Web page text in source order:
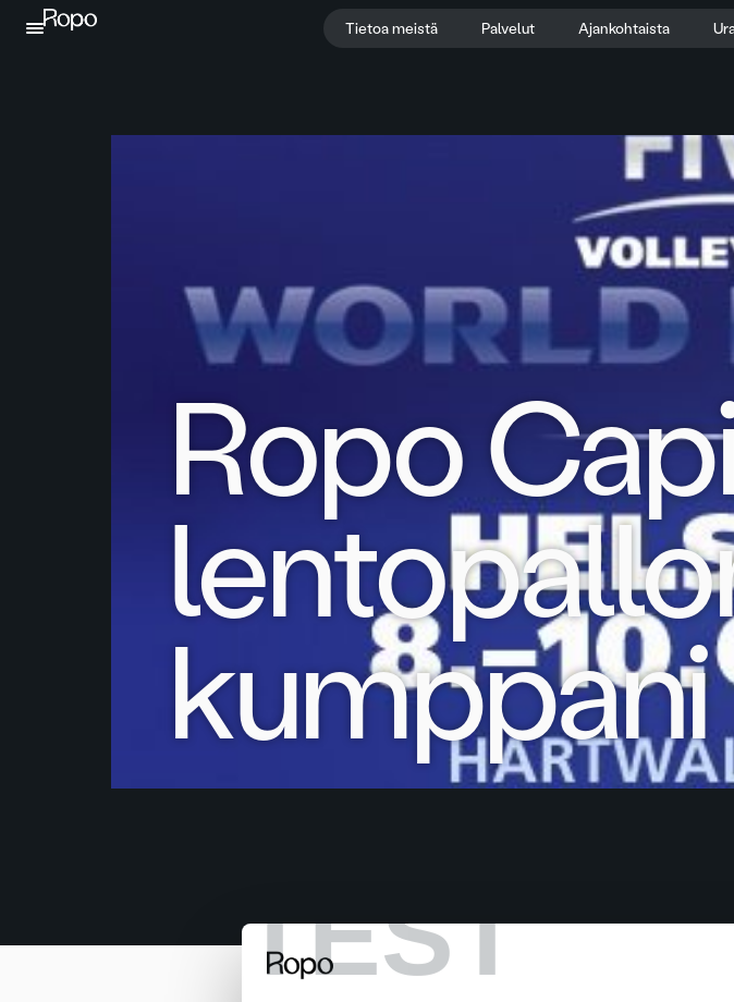
TEST
Jatka sisältöön
Tietoa meistä Palvelut Ajankohtaista
Ropo
kumppani